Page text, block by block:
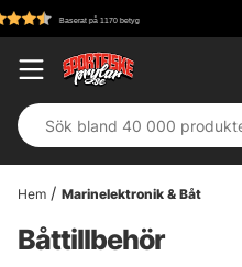
Hem Marinelektronik & Båt
Båttillbehör